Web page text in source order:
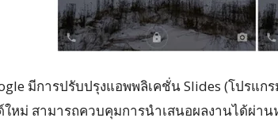
มีการปรับปรุงแอพพลิเคชั่น Slides (โปรแ
ใหม่ สามารถควบคุมการนำเสนอผลงานได้ผ่า